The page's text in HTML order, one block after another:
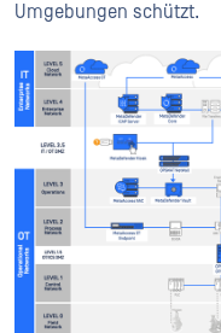
Umgebungen schützt.